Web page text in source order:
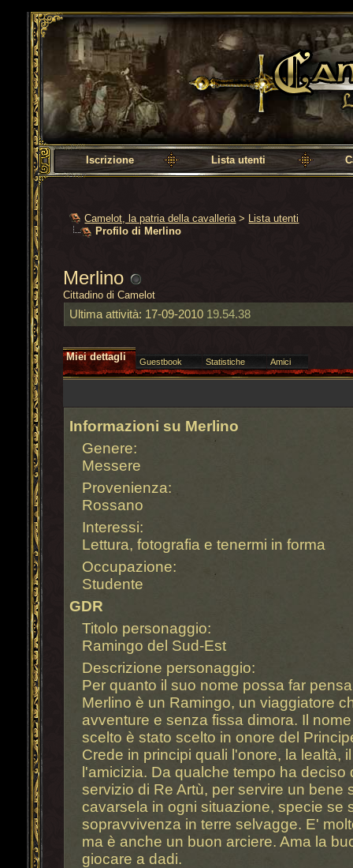
Camelot, la patria della cavalleria
Iscrizione Lista utenti
Camelot, la patria della cavalleria > Lista utenti
Profilo di Merlino
Merlino
Cittadino di Camelot
Ultima attività: 17-09-2010 19.54.38
Miei dettagli Guestbook Statistiche Amici
Informazioni su Merlino
Genere:
Messere
Provenienza:
Rossano
Interessi:
Lettura, fotografia e tenermi in forma
Occupazione:
Studente
GDR
Titolo personaggio:
Ramingo del Sud-Est
Descrizione personaggio:
Per quanto il suo nome possa far
Merlino è un Ramingo, un viaggiatore
avventure e senza fissa dimora. Il
scelto è stato scelto in onore del
Crede in principi quali l'onore, la lealtà,
l'amicizia. Da qualche tempo ha deciso
servizio di Re Artù, per servire un bene
cavarsela in ogni situazione, specie se
sopravvivenza in terre selvagge. E'
ma è anche un buon arciere. Ama la
giocare a dadi.